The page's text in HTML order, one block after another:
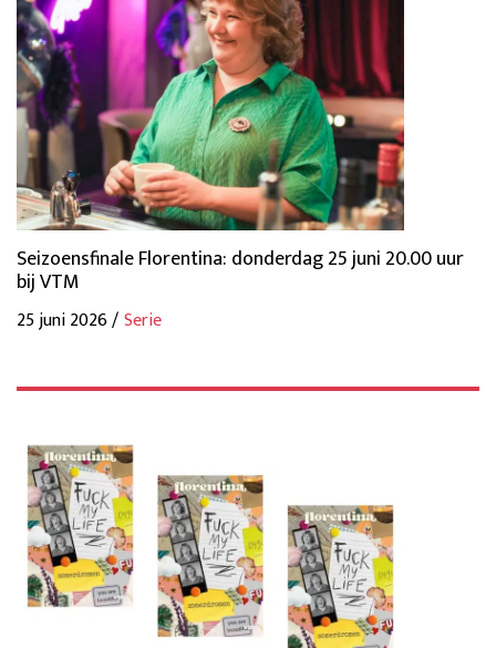
Seizoensfinale Florentina: donderdag 25 juni 20.00 uur
bij VTM
25 juni 2026 /Serie